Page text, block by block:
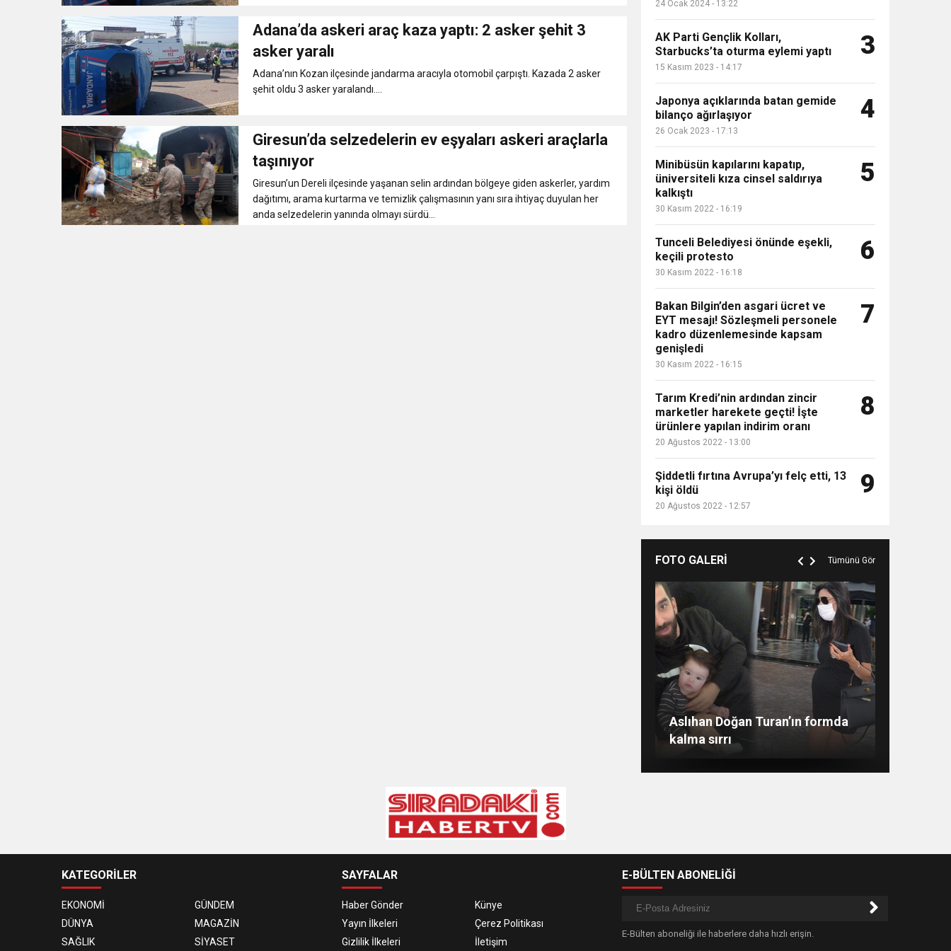
16:18 Tunceli Belediyesi önünde eşekli, keçili protesto
16:15 Bakan Bilgin’den asgari ücret ve EYT mesajı! Sözleşmeli personele kadro düzenlemesinde kapsam
genişledi
13:00 Tarım Kredi’nin ardından zincir marketler harekete geçti! İşte ürünlere yapılan indirim oranı
12:57 Şiddetli fırtına Avrupa’yı felç etti, 13 kişi öldü
12:54 Gaziantep’te zincirleme kaza! 16 kişi hayatını kaybetti
Adana’da askeri araç kaza yaptı: 2 asker şehit 3
asker yaralı
Adana’nın Kozan ilçesinde jandarma aracıyla otomobil çarpıştı. Kazada 2 asker
şehit oldu 3 asker yaralandı....
Giresun’da selzedelerin ev eşyaları askeri araçlarla
taşınıyor
Giresun’un Dereli ilçesinde yaşanan selin ardından bölgeye giden askerler, yardım
dağıtımı, arama kurtarma ve temizlik çalışmasının yanı sıra ihtiyaç duyulan her
anda selzedelerin yanında olmayı sürdü...
24 Ocak 2024 - 13:22
AK Parti Gençlik Kolları,
Starbucks’ta oturma eylemi yaptı
15 Kasım 2023 - 14:17
3
Japonya açıklarında batan gemide
bilanço ağırlaşıyor
26 Ocak 2023 - 17:13
4
Minibüsün kapılarını kapatıp,
üniversiteli kıza cinsel saldırıya
kalkıştı
30 Kasım 2022 - 16:19
5
Tunceli Belediyesi önünde eşekli,
keçili protesto
30 Kasım 2022 - 16:18
6
Bakan Bilgin’den asgari ücret ve
EYT mesajı! Sözleşmeli personele
kadro düzenlemesinde kapsam
genişledi
30 Kasım 2022 - 16:15
7
Tarım Kredi’nin ardından zincir
marketler harekete geçti! İşte
ürünlere yapılan indirim oranı
20 Ağustos 2022 - 13:00
8
Şiddetli fırtına Avrupa’yı felç etti, 13
kişi öldü
20 Ağustos 2022 - 12:57
9
FOTO GALERİ Tümünü Gör
Evlat mücadelesi veren baba:
“Biz ağlarken HDP’liler düğün
yapıyor”
Aslıhan Doğan Turan’ın formda
kalma sırrı
dikkat çekti
Merve Şarapçıoğlu’dan eski eşi
Berk Oktay’a gönderme
KATEGORİLER
EKONOMİ
GÜNDEM
DÜNYA
MAGAZİN
SAĞLIK
SİYASET
SAYFALAR
Haber Gönder
Künye
Yayın İlkeleri
Çerez Politikası
Gizlilik İlkeleri
İletişim
E-BÜLTEN ABONELİĞİ
E-Bülten aboneliği ile haberlere daha hızlı erişin.